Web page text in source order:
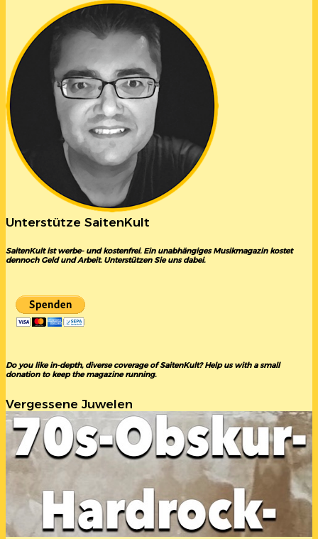
Unterstütze SaitenKult
SaitenKult ist werbe- und kostenfrei. Ein unabhängiges Musikmagazin kostet
dennoch Geld und Arbeit. Unterstützen Sie uns dabei.
Do you like in-depth, diverse coverage of SaitenKult? Help us with a small
donation to keep the magazine running.
Vergessene Juwelen